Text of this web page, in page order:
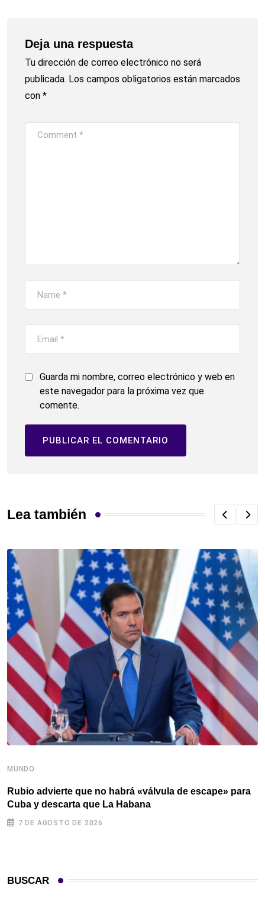
Deja una respuesta
Tu dirección de correo electrónico no será
publicada. Los campos obligatorios están marcados
con *
Guarda mi nombre, correo electrónico y web en
este navegador para la próxima vez que
comente.
Lea también
MUNDO
Rubio advierte que no habrá «válvula de escape» para
Cuba y descarta que La Habana
7 DE AGOSTO DE 2026
BUSCAR